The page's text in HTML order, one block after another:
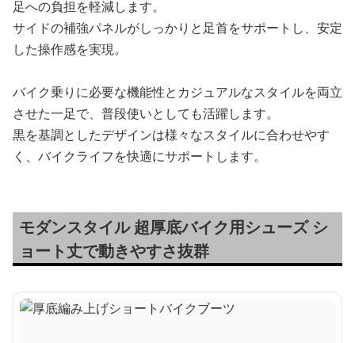
足への負担を軽減します。
サイドの補強パネルがしっかりと足首をサポートし、安定
した操作感を実現。
バイク乗りに必要な機能性とカジュアルなスタイルを両立
させた一足で、普段使いとしても活躍します。
黒を基調としたデザインは様々なスタイルに合わせやす
く、バイクライフを快適にサポートします。
モダンスタイル 超厚底バイク用シューズ シ
ョート丈で動きやすさ抜群